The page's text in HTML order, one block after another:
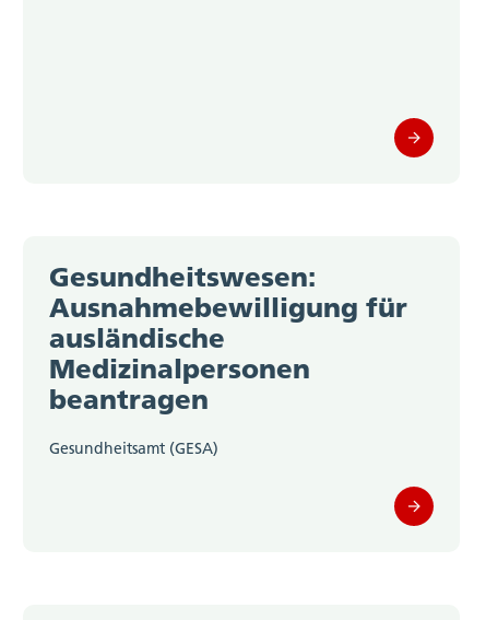
Gesundheitswesen:
Ausnahmebewilligung für
ausländische
Medizinalpersonen
beantragen
Gesundheitsamt (GESA)